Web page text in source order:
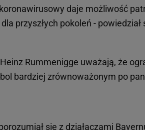
daje możliwość
przyszłych pokoleń -
Rummenigge uważają, że
bardziej zrównoważonym po
się z działaczami